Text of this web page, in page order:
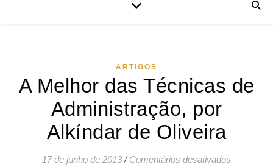
ARTIGOS
A Melhor das Técnicas de
Administração, por
Alkíndar de Oliveira
17 de junho de 2013 / Comentários desativados